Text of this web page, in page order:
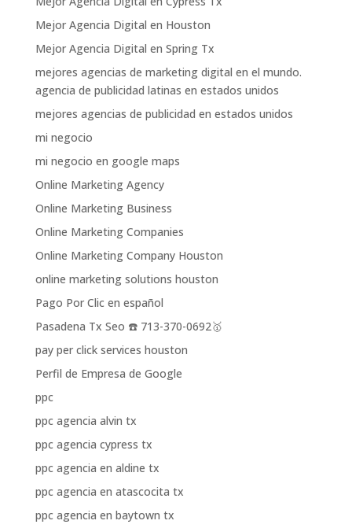
Mejor Agencia Digital en Houston
Mejor Agencia Digital en Spring Tx
mejores agencias de marketing digital en el mundo.
agencia de publicidad latinas en estados unidos
mejores agencias de publicidad en estados unidos
mi negocio
mi negocio en google maps
Online Marketing Agency
Online Marketing Business
Online Marketing Companies
Online Marketing Company Houston
online marketing solutions houston
Pago Por Clic en español
Pasadena Tx Seo ☎️ 713-370-0692🥇
pay per click services houston
Perfil de Empresa de Google
ppc
ppc agencia alvin tx
ppc agencia cypress tx
ppc agencia en aldine tx
ppc agencia en atascocita tx
ppc agencia en baytown tx